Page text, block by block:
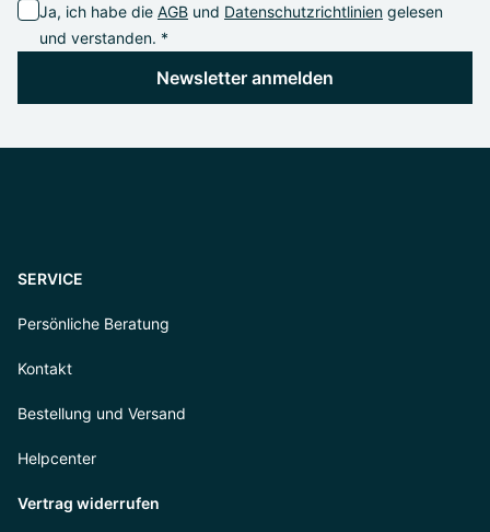
Ja, ich habe die AGB und Datenschutzrichtlinien gelesen
und verstanden. *
Newsletter anmelden
SERVICE
Persönliche Beratung
Kontakt
Bestellung und Versand
Helpcenter
Vertrag widerrufen